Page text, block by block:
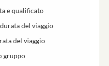
e qualificato
del viaggio
del viaggio
gruppo